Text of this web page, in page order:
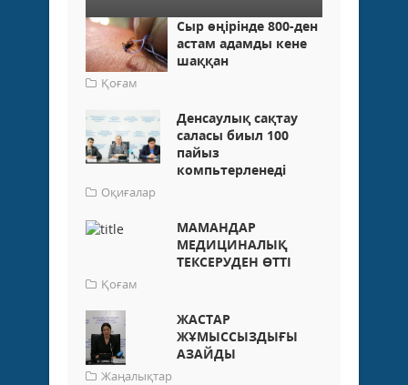
Сыр өңірінде 800-ден
астам адамды кене
шаққан
Қоғам
Денсаулық сақтау
саласы биыл 100
пайыз
компьтерленеді
Оқиғалар
МАМАНДАР
МЕДИЦИНАЛЫҚ
ТЕКСЕРУДЕН ӨТТІ
Қоғам
ЖАСТАР
ЖҰМЫССЫЗДЫҒЫ
АЗАЙДЫ
Жаңалықтар